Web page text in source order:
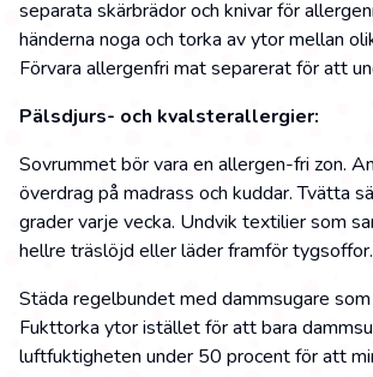
separata skärbrädor och knivar för
händerna noga och torka av ytor mellan
Förvara allergenfri mat separerat för att
Pälsdjurs- och kvalsterallergier:
Sovrummet bör vara en allergen-fri zon.
överdrag på madrass och kuddar. Tvätta
grader varje vecka. Undvik textilier som
hellre träslöjd eller läder framför tygsoffor.
Städa regelbundet med dammsugare
Fukttorka ytor istället för att bara
luftfuktigheten under 50 procent för att